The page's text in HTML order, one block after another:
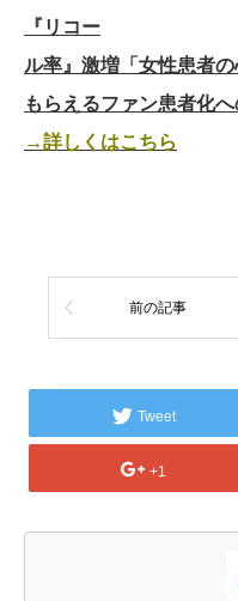
『リコー
ル率』激増「女性患者
もらえるファン患者化へ
→詳しくはこちら
前の記事
Tweet
+1